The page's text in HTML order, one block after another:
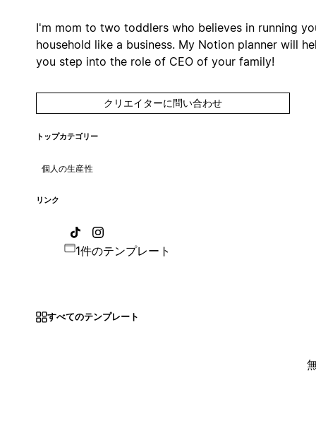
I'm mom to two toddlers who believes in running
household like a business. My Notion planner will
you step into the role of CEO of your family!
クリエイターに問い合わせ
トップカテゴリー
個人の生産性
リンク
1件のテンプレート
すべてのテンプレート